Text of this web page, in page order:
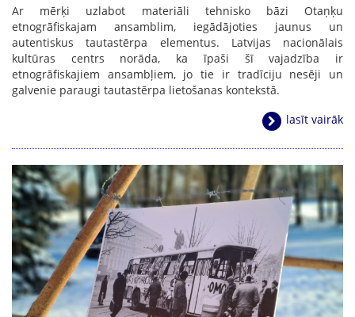
Ar mērķi uzlabot materiāli tehnisko bāzi Otaņķu
etnogrāfiskajam ansamblim, iegādājoties jaunus un
autentiskus tautastērpa elementus. Latvijas nacionālais
kultūras centrs norāda, ka īpaši šī vajadzība ir
etnogrāfiskajiem ansambļiem, jo tie ir tradīciju nesēji un
galvenie paraugi tautastērpa lietošanas kontekstā.
lasīt vairāk